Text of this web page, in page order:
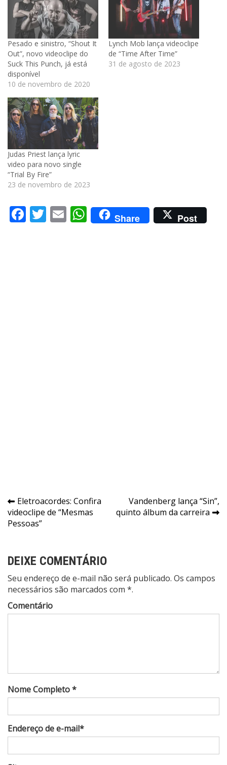
Pesado e sinistro, “Shout It
Out”, novo videoclipe do
Suck This Punch, já está
disponível
10 de novembro de 2020
Lynch Mob lança videoclipe
de “Time After Time”
31 de agosto de 2023
Judas Priest lança lyric
video para novo single
“Trial By Fire”
23 de novembro de 2023
Facebook
Twitter
EmailWhatsApp
Share Post
Navegação
de
Eletroacordes: Confira
videoclipe de “Mesmas
Pessoas”
Vandenberg lança “Sin”,
quinto álbum da carreira
DEIXE COMENTÁRIO
Seu endereço de e-mail não será publicado. Os campos
necessários são marcados com *.
Comentário
Nome Completo *
Endereço de e-mail*